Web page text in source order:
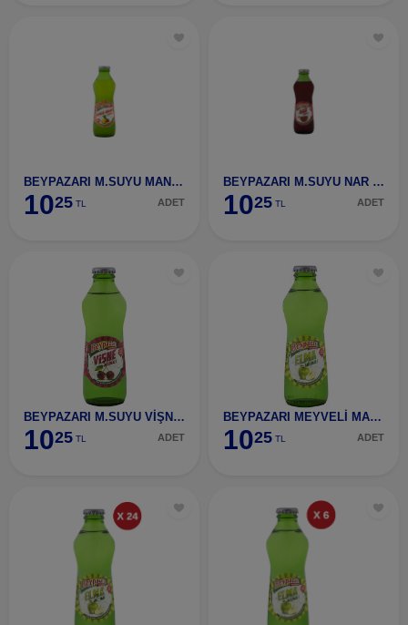
BEYPAZARI M.SUYU MANGO ANANAS 200 ML
1025 TL ADET
BEYPAZARI M.SUYU NAR 200 ML
1025 TL ADET
BEYPAZARI M.SUYU VİŞNE 200 ML
1025 TL ADET
BEYPAZARI MEYVELİ MADEN SUYU ELMA
1025 TL ADET